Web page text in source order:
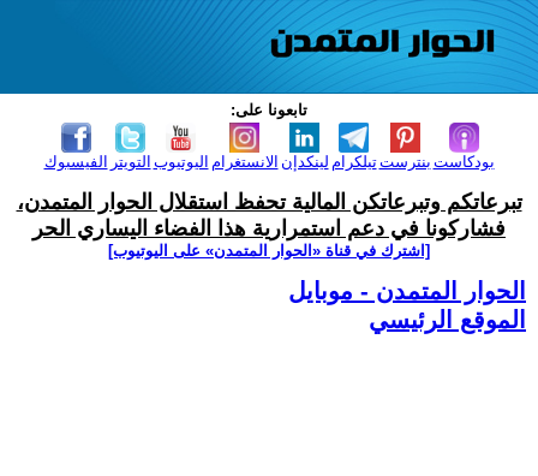
تابعونا على:
الفيسبوك التويتر اليوتيوب الانستغرام لينكدإن تيلكرامبنترست بودكاست
تبرعاتكم وتبرعاتكن المالية تحفظ استقلال الحوار المتمدن،
فشاركونا في دعم استمرارية هذا الفضاء اليساري الحر
[اشترك في قناة ‫«الحوار المتمدن» على اليوتيوب]
الحوار المتمدن - موبايل
الموقع الرئيسي